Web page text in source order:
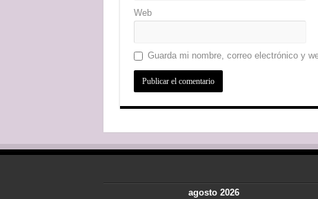
Web
Guarda mi nombre, correo electrónico y
agosto 2026